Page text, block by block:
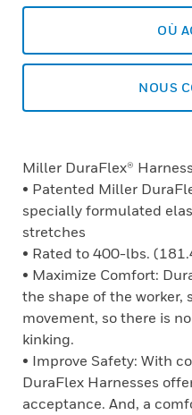
OÙ
NOUS
Miller DuraFlex®
• Patented Miller
specially formulated
stretches
• Rated to 400-lbs.
• Maximize Comfort:
the shape of the worker,
movement, so there is
kinking.
• Improve Safety: With
DuraFlex Harnesses
acceptance. And, a